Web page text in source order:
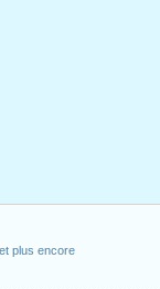
plus encore